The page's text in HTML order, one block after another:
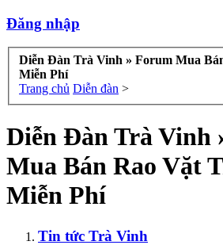
Đăng nhập
Diễn Đàn Trà Vinh » Forum Mua
Miễn Phí
Trang chủ Diễn đàn >
Diễn Đàn Trà Vinh
Mua Bán Rao Vặt
Miễn Phí
Tin tức Trà Vinh